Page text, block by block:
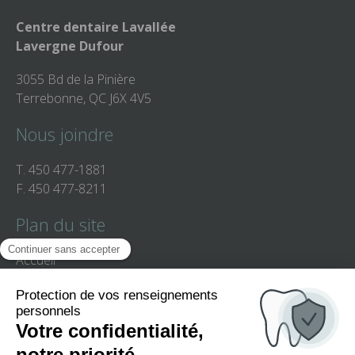
Centre dentaire Lavallée
Lavergne Dufour
3055 Bd de la Pinière
Terrebonne, QC J6X 4V5
Nous joindre
T. 450 477-1881
F. 450 477-8211
Plan du site
Accueil
Clinique
Services
Patients